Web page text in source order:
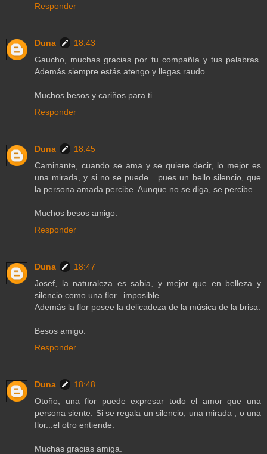
Responder
Duna
18:43
Gaucho, muchas gracias por tu compañía y tus palabras.
Además siempre estás atengo y llegas raudo.
Muchos besos y cariños para ti.
Responder
Duna
18:45
Caminante, cuando se ama y se quiere decir, lo mejor es
una mirada, y si no se puede....pues un bello silencio, que
la persona amada percibe. Aunque no se diga, se percibe.
Muchos besos amigo.
Responder
Duna
18:47
Josef, la naturaleza es sabia, y mejor que en belleza y
silencio como una flor...imposible.
Además la flor posee la delicadeza de la música de la brisa.
Besos amigo.
Responder
Duna
18:48
Otoño, una flor puede expresar todo el amor que una
persona siente. Si se regala un silencio, una mirada , o una
flor...el otro entiende.
Muchas gracias amiga.